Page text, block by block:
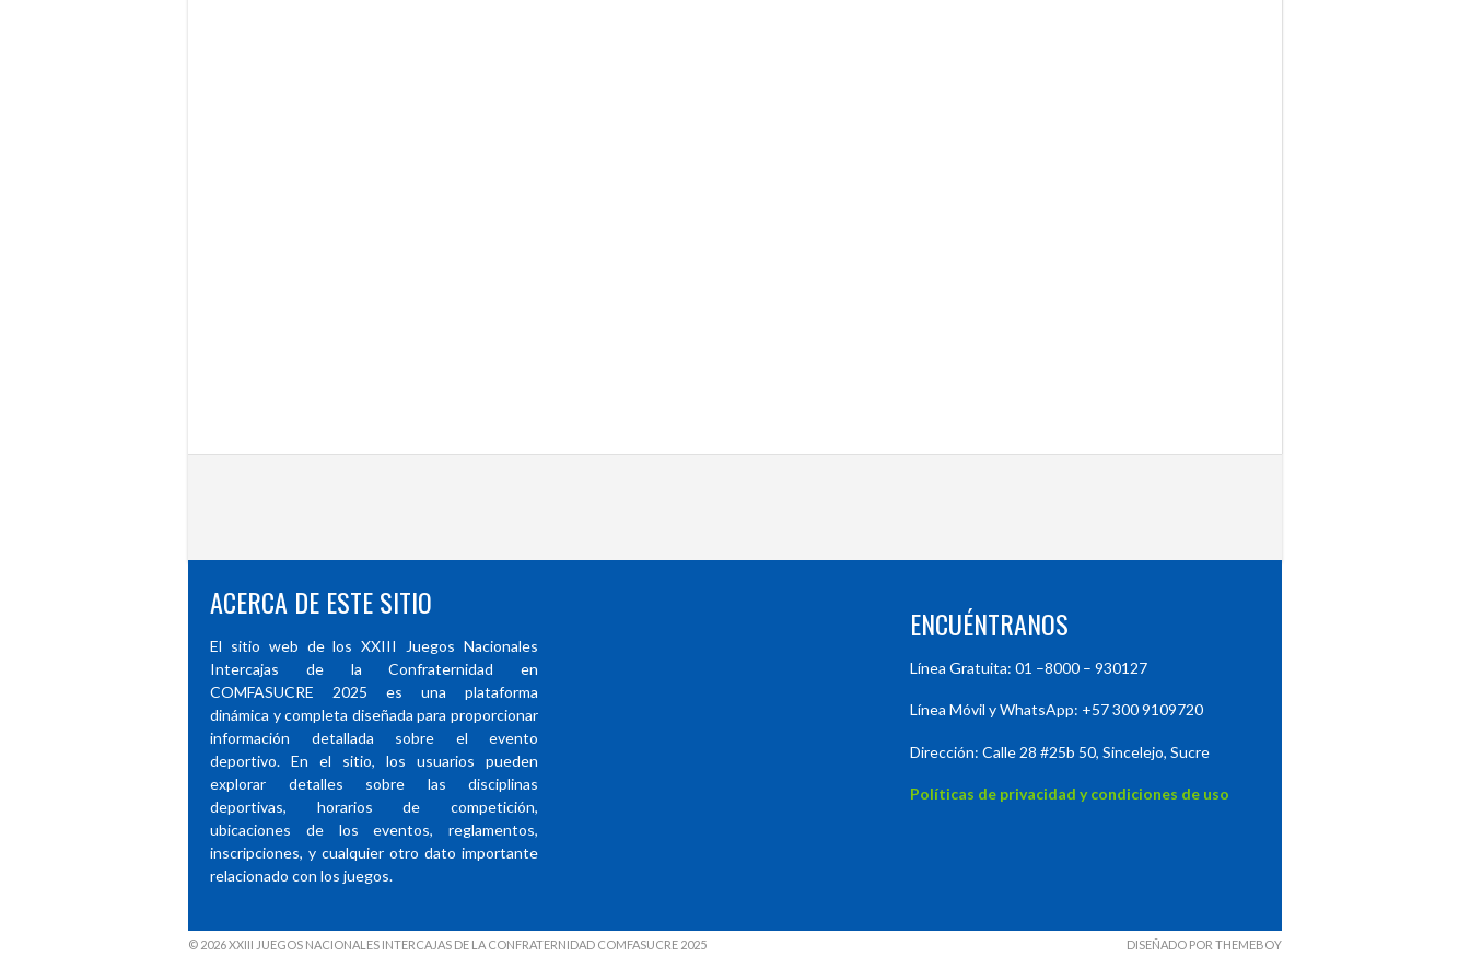
ACERCA DE ESTE SITIO
El sitio web de los XXIII Juegos Nacionales
Intercajas de la Confraternidad en
COMFASUCRE 2025 es una plataforma
dinámica y completa diseñada para proporcionar
información detallada sobre el evento
deportivo. En el sitio, los usuarios pueden
explorar detalles sobre las disciplinas
deportivas, horarios de competición,
ubicaciones de los eventos, reglamentos,
inscripciones, y cualquier otro dato importante
relacionado con los juegos.
ENCUÉNTRANOS
Línea Gratuita: 01 –8000 – 930127
Línea Móvil y WhatsApp: +57 300 9109720
Dirección: Calle 28 #25b 50, Sincelejo, Sucre
Políticas de privacidad y condiciones de uso
© 2026 XXIII JUEGOS NACIONALES INTERCAJAS DE LA CONFRATERNIDAD COMFASUCRE 2025 DISEÑADO POR THEMEBOY